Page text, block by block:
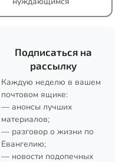
Подписаться на
рассылку
Каждую неделю в вашем
почтовом ящике:
— анонсы лучших
материалов;
— разговор о жизни по
Евангелию;
— новости подопечных